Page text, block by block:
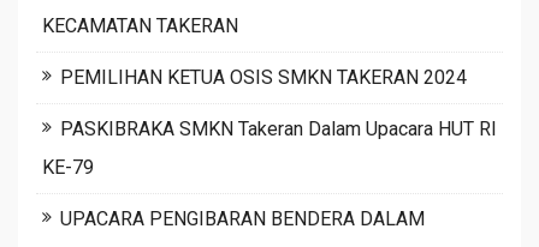
KECAMATAN TAKERAN
PEMILIHAN KETUA OSIS SMKN TAKERAN 2024
PASKIBRAKA SMKN Takeran Dalam Upacara HUT RI
KE-79
UPACARA PENGIBARAN BENDERA DALAM